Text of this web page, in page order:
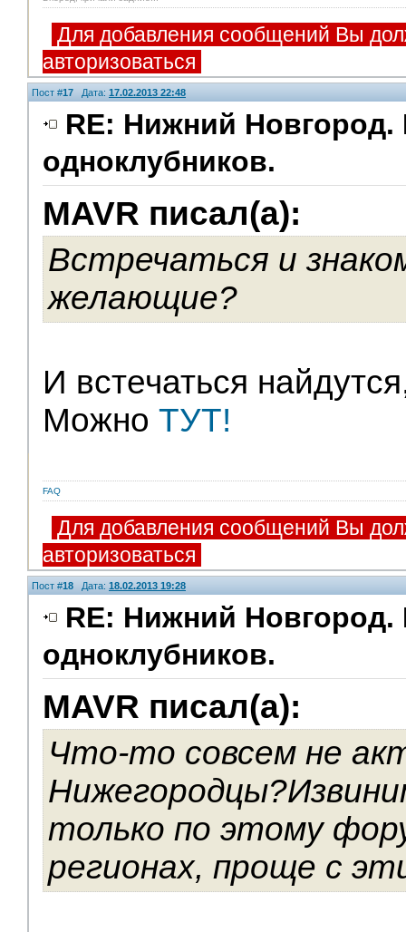
Для добавления сообщений Вы
авторизоваться
Пост #17 Дата: 17.02.2013 22:48
RE: Нижний Новгород.
одноклубников.
MAVR писал(а):
Встречаться и
желающие?
И встечаться
Можно ТУТ!
FAQ
Для добавления сообщений Вы
авторизоваться
Пост #18 Дата: 18.02.2013 19:28
RE: Нижний Новгород.
одноклубников.
MAVR писал(а):
Что-то совсем не
только по этому
регионах, проще с